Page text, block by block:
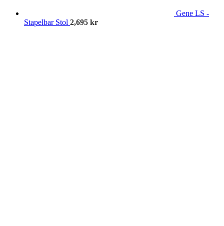
Gene LS -
Stapelbar Stol 2,695 kr